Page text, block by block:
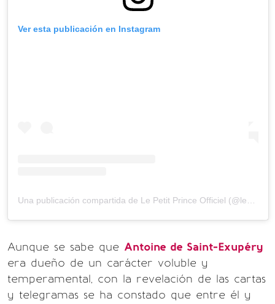
Ver esta publicación en Instagram
Aunque se sabe que Antoine de Saint-Exupéry
era dueño de un carácter voluble y
temperamental, con la revelación de las cartas
y telegramas se ha constado que entre él y